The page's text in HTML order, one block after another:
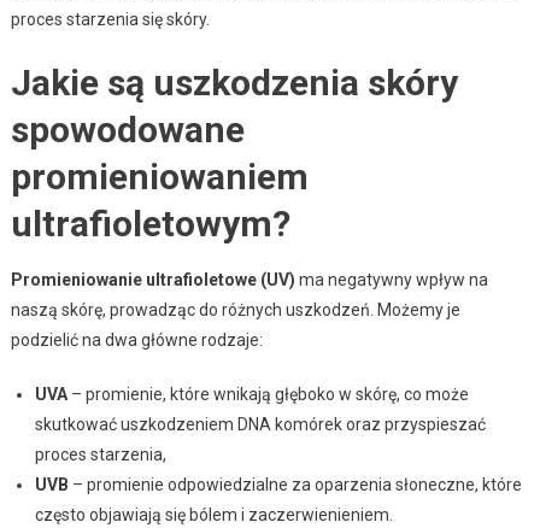
proces starzenia się skóry.
Jakie są uszkodzenia skóry
spowodowane
promieniowaniem
ultrafioletowym?
Promieniowanie ultrafioletowe (UV) ma negatywny wpływ na
naszą skórę, prowadząc do różnych uszkodzeń. Możemy je
podzielić na dwa główne rodzaje:
UVA– promienie, które wnikają głęboko w skórę, co może
skutkować uszkodzeniem DNA komórek oraz przyspieszać
proces starzenia,
UVB – promienie odpowiedzialne za oparzenia słoneczne, które
często objawiają się bólem i zaczerwienieniem.